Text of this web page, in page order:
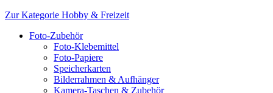
Zur Kategorie Hobby & Freizeit
Foto-Zubehör
Foto-Klebemittel
Foto-Papiere
Speicherkarten
Bilderrahmen & Aufhänger
Kamera-Taschen & Zubehör